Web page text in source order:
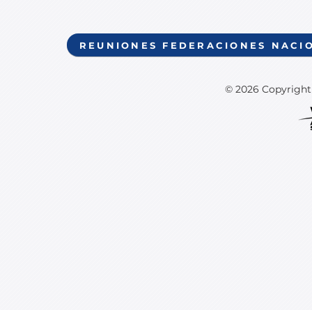
REUNIONES FEDERACIONES
© 2026 Copyright